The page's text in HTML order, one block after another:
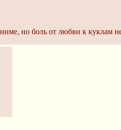
но боль от любви к куклам